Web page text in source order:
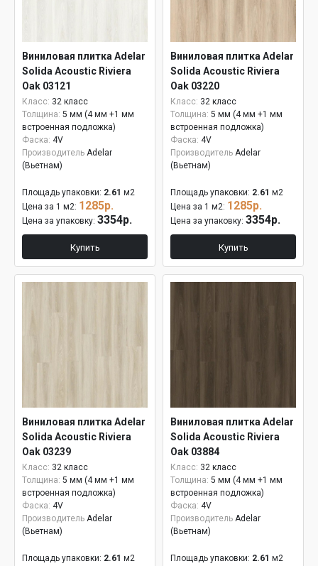
Виниловая плитка Adelar
Solida Acoustic Riviera
Oak 03121
Класс: 32 класс
Толщина: 5 мм (4 мм +1 мм
встроенная подложка)
Фаска: 4V
Производитель Adelar
(Вьетнам)
Площадь упаковки: 2.61 м2
Цена за 1 м2: 1285р.
Цена за упаковку: 3354р.
Купить
Виниловая плитка Adelar
Solida Acoustic Riviera
Oak 03220
Класс: 32 класс
Толщина: 5 мм (4 мм +1 мм
встроенная подложка)
Фаска: 4V
Производитель Adelar
(Вьетнам)
Площадь упаковки: 2.61 м2
Цена за 1 м2: 1285р.
Цена за упаковку: 3354р.
Купить
Виниловая плитка Adelar
Solida Acoustic Riviera
Oak 03239
Класс: 32 класс
Толщина: 5 мм (4 мм +1 мм
встроенная подложка)
Фаска: 4V
Производитель Adelar
(Вьетнам)
Площадь упаковки: 2.61 м2
Виниловая плитка Adelar
Solida Acoustic Riviera
Oak 03884
Класс: 32 класс
Толщина: 5 мм (4 мм +1 мм
встроенная подложка)
Фаска: 4V
Производитель Adelar
(Вьетнам)
Площадь упаковки: 2.61 м2